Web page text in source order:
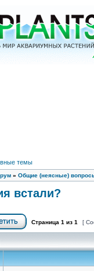
темы
» Общие (неясные)
встали?
Страница 1 из 1 [